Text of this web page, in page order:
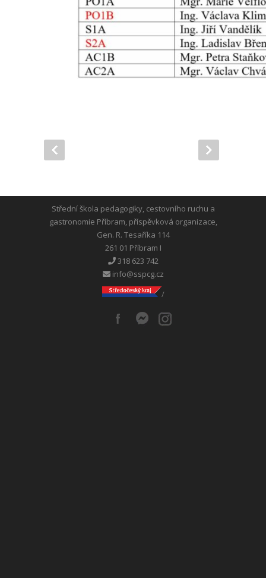
Střední škola pedagogiky, cestovního ruchu a
gastronomie Příbram, příspěvková organizace,
Gen. R. Tesaříka 114
261 01 Příbram I
318 623 742
info@sspcg.cz
/